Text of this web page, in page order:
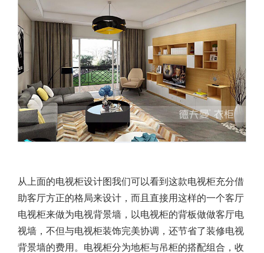
从上面的电视柜设计图我们可以看到这款电视柜充分借
助客厅方正的格局来设计，而且直接用这样的一个客厅
电视柜来做为电视背景墙，以电视柜的背板做做客厅电
视墙，不但与电视柜装饰完美协调，还节省了装修电视
背景墙的费用。电视柜分为地柜与吊柜的搭配组合，收